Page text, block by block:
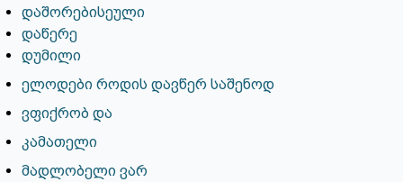
დაშორებისეული
დაწერე
დუმილი
ელოდები როდის დავწერ საშენოდ
ვფიქრობ და
კამათელი
მადლობელი ვარ